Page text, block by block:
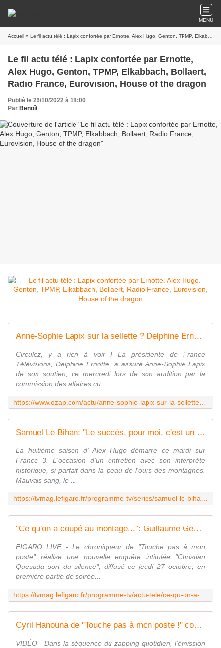
MENU
Accueil » Le fil actu télé : Lapix confortée par Ernotte, Alex Hugo, Genton, TPMP, Elkabbach, Bollaert, Radio France, Eurovision, House of the dragon
Le fil actu télé : Lapix confortée par Ernotte,
Alex Hugo, Genton, TPMP, Elkabbach, Bollaert,
Radio France, Eurovision, House of the dragon
Publié le 26/10/2022 à 18:00
Par Benoît
Anne-Sophie Lapix sur la sellette ? Delphine Ernotte défend la présentatrice du "20 Heures" de France 2
Circulez, y a rien à voir ! La présidente de France
Télévisions, Delphine Ernotte, a assuré Anne-Sophie Lapix
de son soutien, ce mercredi lors de son audition par la
commission des affaires cu...
Samuel Le Bihan: "Le succès, pour moi, c'est un mystère"
La huitième saison d' Alex Hugo démarre ce mardi sur
France 3. L'occasion d'un entretien avec son interprète
historique, si parfait dans la peau de l'ours des montagnes.
Mauvais sang, le ...
"Ce qu'on a coupé au montage...": Guillaume Genton révèle les dessous du documentaire sur Christian Quesada
FIGARO LIVE - Le chroniqueur de "Touche pas à mon
poste" réalise une nouvelle enquête intitulée "Christian
Quesada sort du silence", diffusé ce jeudi 27 octobre, en
première partie de soirée...
Cyril Hanouna de "Touche pas à mon poste !" comparé à un parasite dans "C à vous"
VIDÉO - Dans la séquence du zapping quotidien, l'émission